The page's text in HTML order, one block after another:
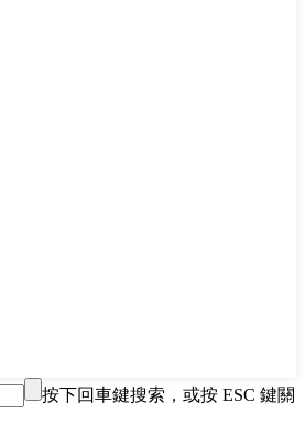
按下回車鍵搜索，或按 ESC 鍵關